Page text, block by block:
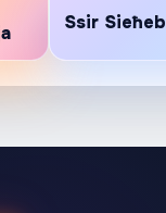
Ssir Sieħeb